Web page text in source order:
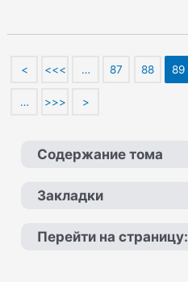
< <<< … 87 88 89
… >>> >
Содержание тома
Закладки
Перейти на страницу: